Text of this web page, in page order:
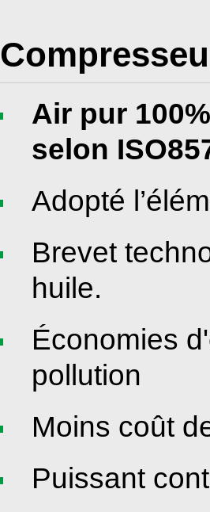
Air pur
selon
Adopté
Brevet
huile.
Économies
pollution
Moins coût
Puissant